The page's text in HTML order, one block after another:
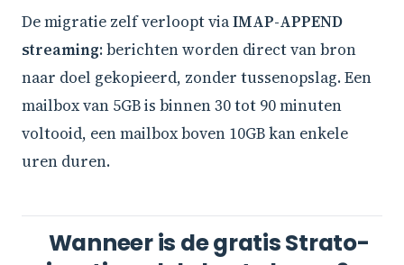
De migratie zelf verloopt viaIMAP-APPEND
streaming: berichten worden direct van bron
naar doel gekopieerd, zonder tussenopslag. Een
mailbox van 5GB is binnen 30 tot 90 minuten
voltooid, een mailbox boven 10GB kan enkele
uren duren.
Wanneer is de gratis Strato-